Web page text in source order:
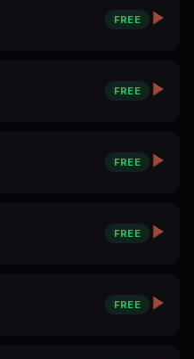
FREE
FREE
FREE
FREE
FREE